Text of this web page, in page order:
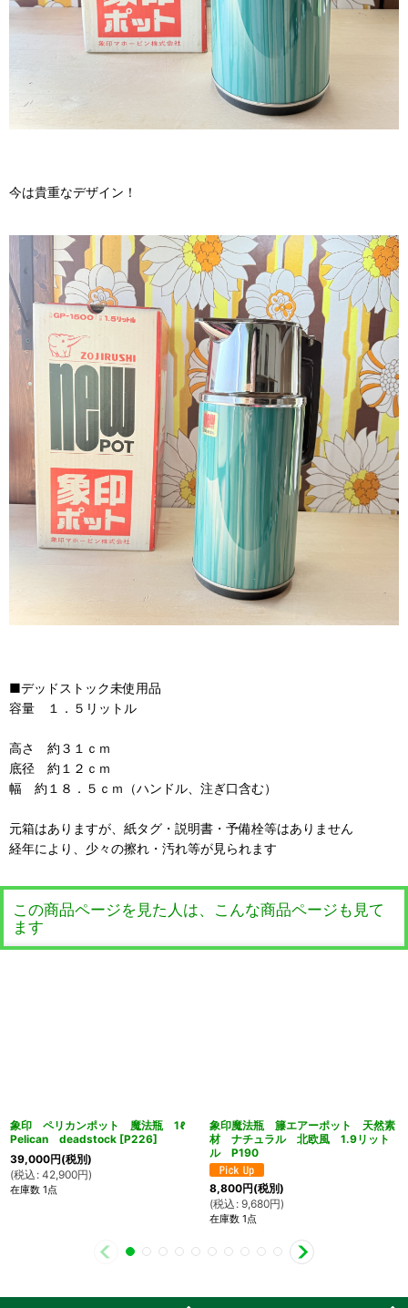
今は貴重なデザイン！
■デッドストック未使用品
容量 １．５リットル
高さ 約３１ｃｍ
底径 約１２ｃｍ
幅 約１８．５ｃｍ（ハンドル、注ぎ口含む）
元箱はありますが、紙タグ・説明書・予備栓等はありません
経年により、少々の擦れ・汚れ等が見られます
この商品ページを見た人は、こんな商品ページも見て
ます
象印 ペリカンポット 魔法瓶 1ℓ
Pelican deadstock [P226]
39,000円(税別)
(税込 : 42,900円)
在庫数 1点
象印魔法瓶 籐エアーポット 天然素
材 ナチュラル 北欧風 1.9リット
ル P190
8,800円(税別)
(税込 : 9,680円)
在庫数 1点